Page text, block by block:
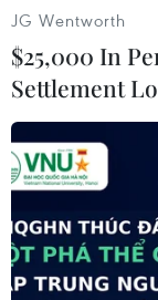
#Mỹ-Trung
#Đối thoai
Mỹ
Theo dõi
JG Wentworth
$25,000 In
Settlement